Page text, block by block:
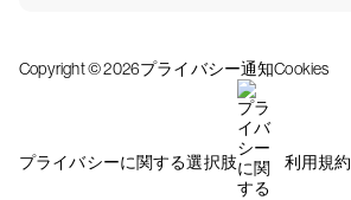
Copyright © 2026プライバシー通知Cookies
プライバシーに関する選択肢 利用規約